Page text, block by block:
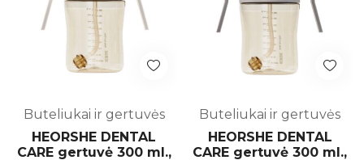
Buteliukai ir gertuvės
HEORSHE DENTAL
CARE gertuvė 300 ml.,
Buteliukai ir gertuvės
HEORSHE DENTAL
CARE gertuvė 300 ml.,